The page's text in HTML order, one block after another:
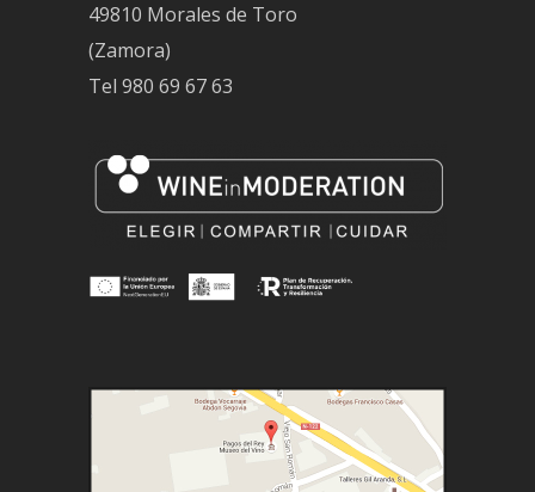
49810 Morales de Toro
(Zamora)
Tel 980 69 67 63